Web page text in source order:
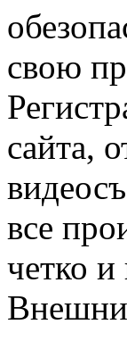
свою
сайта,
все
четко